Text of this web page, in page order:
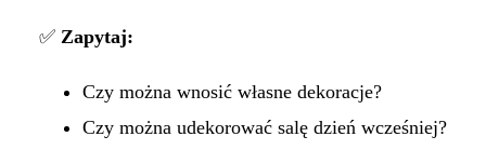
✅ Zapytaj:
Czy można wnosić własne dekoracje?
Czy można udekorować salę dzień wcześniej?